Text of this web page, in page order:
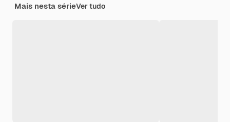
Mais nesta sérieVer tudo